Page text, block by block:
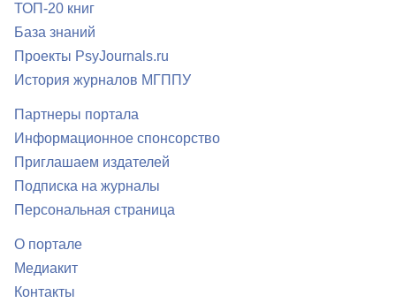
ТОП-20 книг
База знаний
Проекты PsyJournals.ru
История журналов МГППУ
Партнеры портала
Информационное спонсорство
Приглашаем издателей
Подписка на журналы
Персональная страница
О портале
Медиакит
Контакты